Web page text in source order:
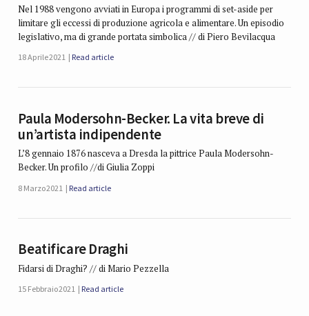
Nel 1988 vengono avviati in Europa i programmi di set-aside per
limitare gli eccessi di produzione agricola e alimentare. Un episodio
legislativo, ma di grande portata simbolica // di Piero Bevilacqua
18 Aprile 2021 Read article
Paula Modersohn-Becker. La vita breve di
un’artista indipendente
L’8 gennaio 1876 nasceva a Dresda la pittrice Paula Modersohn-
Becker. Un profilo //di Giulia Zoppi
8 Marzo 2021 Read article
Beatificare Draghi
Fidarsi di Draghi? // di Mario Pezzella
15 Febbraio 2021 Read article